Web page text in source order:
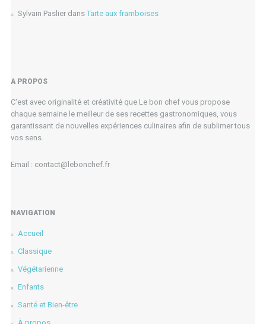
Sylvain Paslierdans Tarte aux framboises
A PROPOS
C'est avec originalité et créativité que Le bon chef vous propose
chaque semaine le meilleur de ses recettes gastronomiques, vous
garantissant de nouvelles expériences culinaires afin de sublimer tous
vos sens.
Email : contact@lebonchef.fr
NAVIGATION
Accueil
Classique
Végétarienne
Enfants
Santé et Bien-être